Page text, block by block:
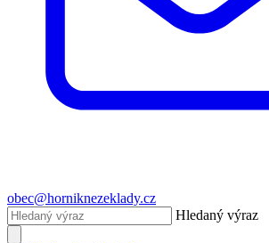
obec@horniknezeklady.cz
Hledaný výraz